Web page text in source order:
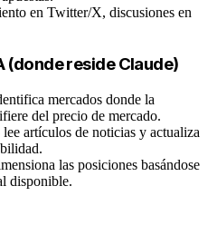
en Twitter/X, discusiones en
(donde reside Claude)
mercados donde la
del precio de mercado.
lee artículos de noticias y actualiza
las posiciones basándose
disponible.